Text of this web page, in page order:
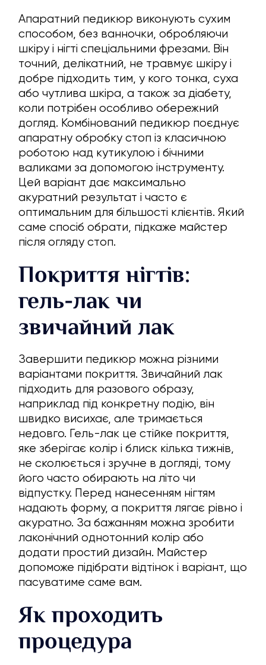
Апаратний педикюр виконують сухим
способом, без ванночки, обробляючи
шкіру і нігті спеціальними фрезами. Він
точний, делікатний, не травмує шкіру і
добре підходить тим, у кого тонка, суха
або чутлива шкіра, а також за діабету,
коли потрібен особливо обережний
догляд. Комбінований педикюр поєднує
апаратну обробку стоп із класичною
роботою над кутикулою і бічними
валиками за допомогою інструменту.
Цей варіант дає максимально
акуратний результат і часто є
оптимальним для більшості клієнтів. Який
саме спосіб обрати, підкаже майстер
після огляду стоп.
Покриття нігтів:
гель-лак чи
звичайний лак
Завершити педикюр можна різними
варіантами покриття. Звичайний лак
підходить для разового образу,
наприклад під конкретну подію, він
швидко висихає, але тримається
недовго. Гель-лак це стійке покриття,
яке зберігає колір і блиск кілька тижнів,
не сколюється і зручне в догляді, тому
його часто обирають на літо чи
відпустку. Перед нанесенням нігтям
надають форму, а покриття лягає рівно і
акуратно. За бажанням можна зробити
лаконічний однотонний колір або
додати простий дизайн. Майстер
допоможе підібрати відтінок і варіант, що
пасуватиме саме вам.
Як проходить
процедура